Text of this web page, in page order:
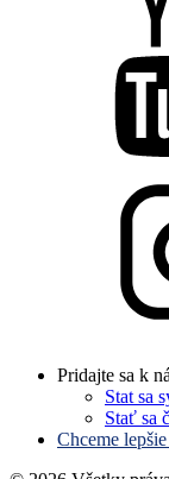
Pridajte sa k
Stat sa
Stať sa
Chceme